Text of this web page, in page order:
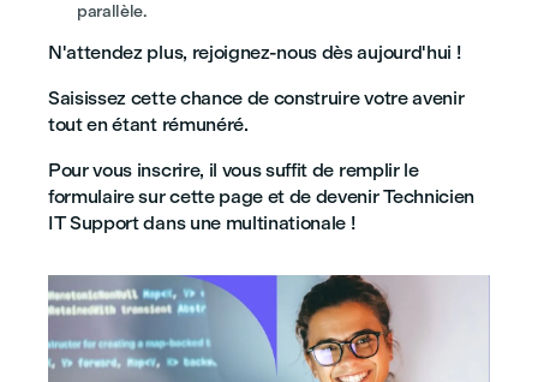
parallèle.
N'attendez plus, rejoignez-nous dès aujourd'hui !
Saisissez cette chance de construire votre avenir
tout en étant rémunéré.
Pour vous inscrire, il vous suffit de remplir le
formulaire sur cette page et de devenir Technicien
IT Support dans une multinationale !